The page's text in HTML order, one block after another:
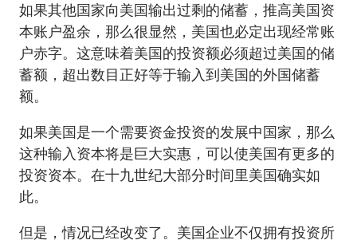
如果其他国家向美国输出过剩的储蓄，推高美国资
本账户盈余，那么很显然，美国也必定出现经常账
户赤字。这意味着美国的投资额必须超过美国的储
蓄额，超出数目正好等于输入到美国的外国储蓄
额。
如果美国是一个需要资金投资的发展中国家，那么
这种输入资本将是巨大实惠，可以使美国有更多的
投资资本。在十九世纪大部分时间里美国确实如
此。
但是，情况已经改变了。美国企业不仅拥有投资所